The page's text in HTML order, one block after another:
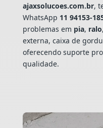
ajaxsolucoes.com.br,
WhatsApp 11 94153-
problemas em pia, ralo
externa, caixa de
oferecendo suporte
qualidade.